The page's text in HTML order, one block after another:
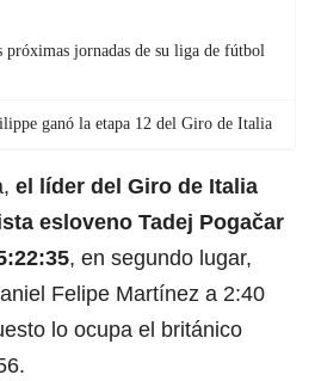
próximas jornadas de su liga de fútbol
ganó la etapa 12 del Giro de Italia
el líder del Giro de Italia
esloveno Tadej Pogačar
, en segundo lugar,
Felipe Martínez a 2:40
lo ocupa el británico